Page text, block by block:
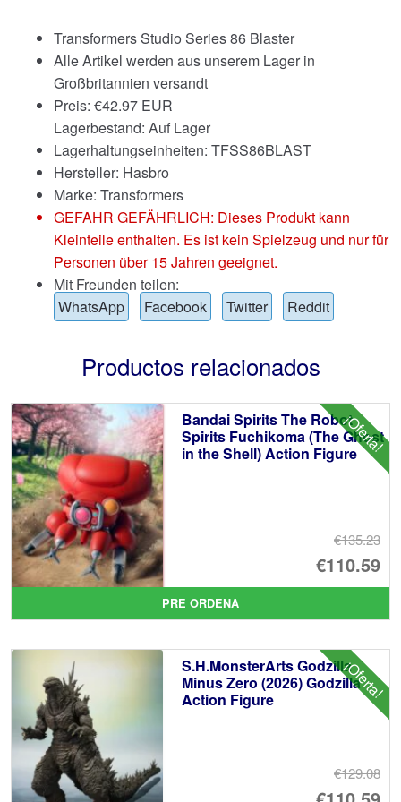
Transformers Studio Series 86 Blaster
Alle Artikel werden aus unserem Lager in
Großbritannien versandt
Preis: €42.97 EUR
Lagerbestand: Auf Lager
Lagerhaltungseinheiten: TFSS86BLAST
Hersteller: Hasbro
Marke: Transformers
GEFAHR GEFÄHRLICH: Dieses Produkt kann
Kleinteile enthalten. Es ist kein Spielzeug und nur für
Personen über 15 Jahren geeignet.
Mit Freunden teilen:
WhatsApp
Facebook Twitter Reddit
Productos relacionados
¡Oferta!
Bandai Spirits The Robot
Spirits Fuchikoma (The Ghost
in the Shell) Action Figure
€135.23
El
€110.59
El
PRE ORDENA
¡Oferta!
S.H.MonsterArts Godzilla
Minus Zero (2026) Godzilla
Action Figure
€129.08